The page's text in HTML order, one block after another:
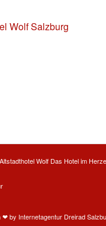
Altstadthotel Wolf Das Hotel im
❤ by Internetagentur Dreirad